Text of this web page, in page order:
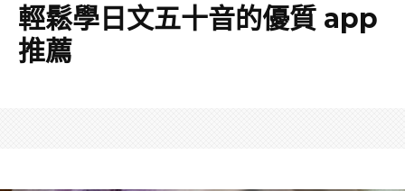
輕鬆學日文五十音的優質 app
推薦